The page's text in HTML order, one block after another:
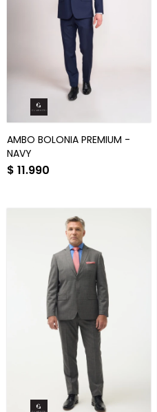
AMBO BOLONIA PREMIUM -
NAVY
$ 11.990